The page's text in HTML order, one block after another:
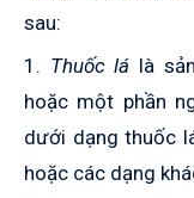
sau:
1. Thuốc lá là
hoặc một phần
dưới dạng thuốc
hoặc các dạng